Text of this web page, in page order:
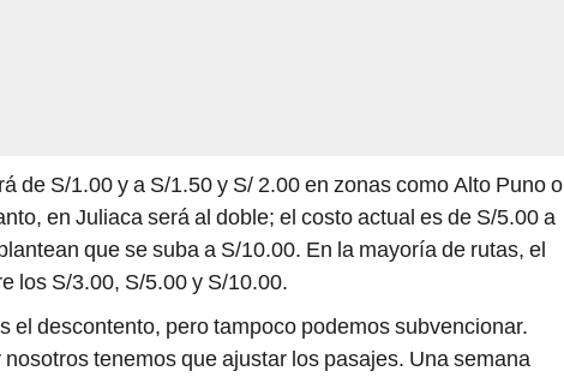
de S/1.00 y a S/1.50 y S/ 2.00 en zonas como Alto Puno o
en Juliaca será al doble; el costo actual es de S/5.00 a
que se suba a S/10.00. En la mayoría de rutas, el
los S/3.00, S/5.00 y S/10.00.
el descontento, pero tampoco podemos subvencionar.
tenemos que ajustar los pasajes. Una semana